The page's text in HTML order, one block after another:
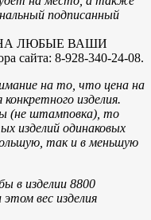
подписанный
ЛЮБЫЕ ВАШИ
сайта: 8-928-340-24-08.
на то, что цена на
изделия.
(не штамповка), то
изделий одинаковых
так и в меньшую
в изделии 8800
вес изделия